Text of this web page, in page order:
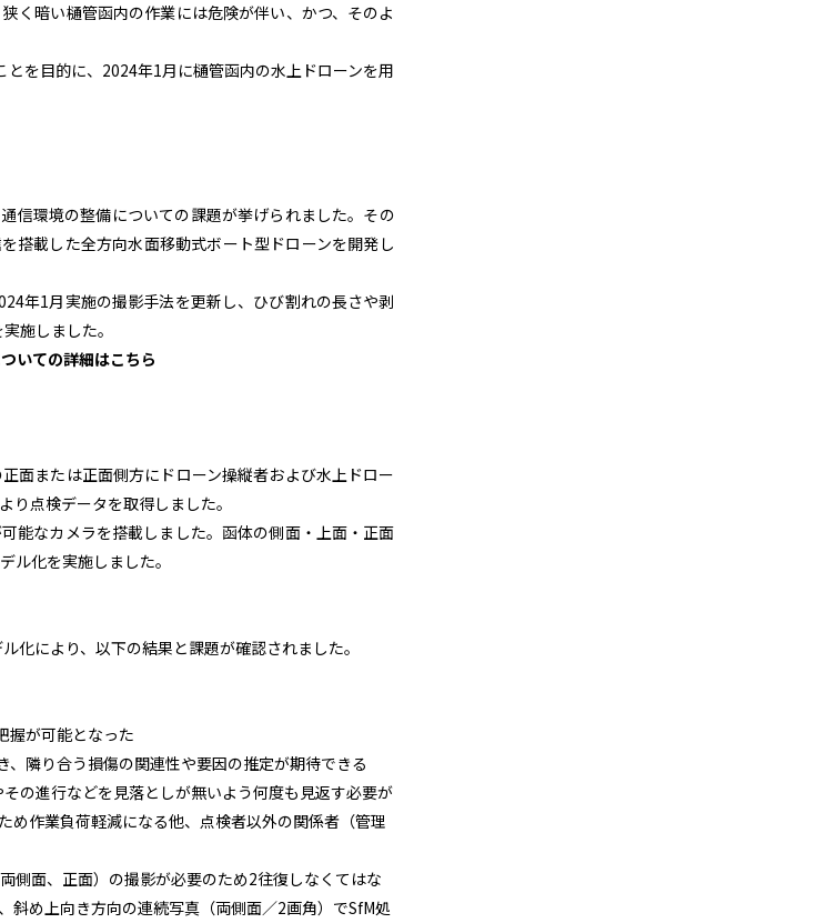
く暗い樋管函内の作業には危険が伴い、かつ、そのよ
を目的に、2024年1月に樋管函内の水上ドローンを用
信環境の整備についての課題が挙げられました。その
搭載した全方向水面移動式ボート型ドローンを開発し
年1月実施の撮影手法を更新し、ひび割れの長さや剥
施しました。
いての詳細はこちら
面または正面側方にドローン操縦者および水上ドロー
点検データを取得しました。
能なカメラを搭載しました。函体の側面・上面・正面
ル化を実施しました。
化により、以下の結果と課題が確認されました。
握が可能となった
隣り合う損傷の関連性や要因の推定が期待できる
の進行などを見落としが無いよう何度も見返す必要が
め作業負荷軽減になる他、点検者以外の関係者（管理
側面、正面）の撮影が必要のため2往復しなくてはな
斜め上向き方向の連続写真（両側面／2画角）でSfM処